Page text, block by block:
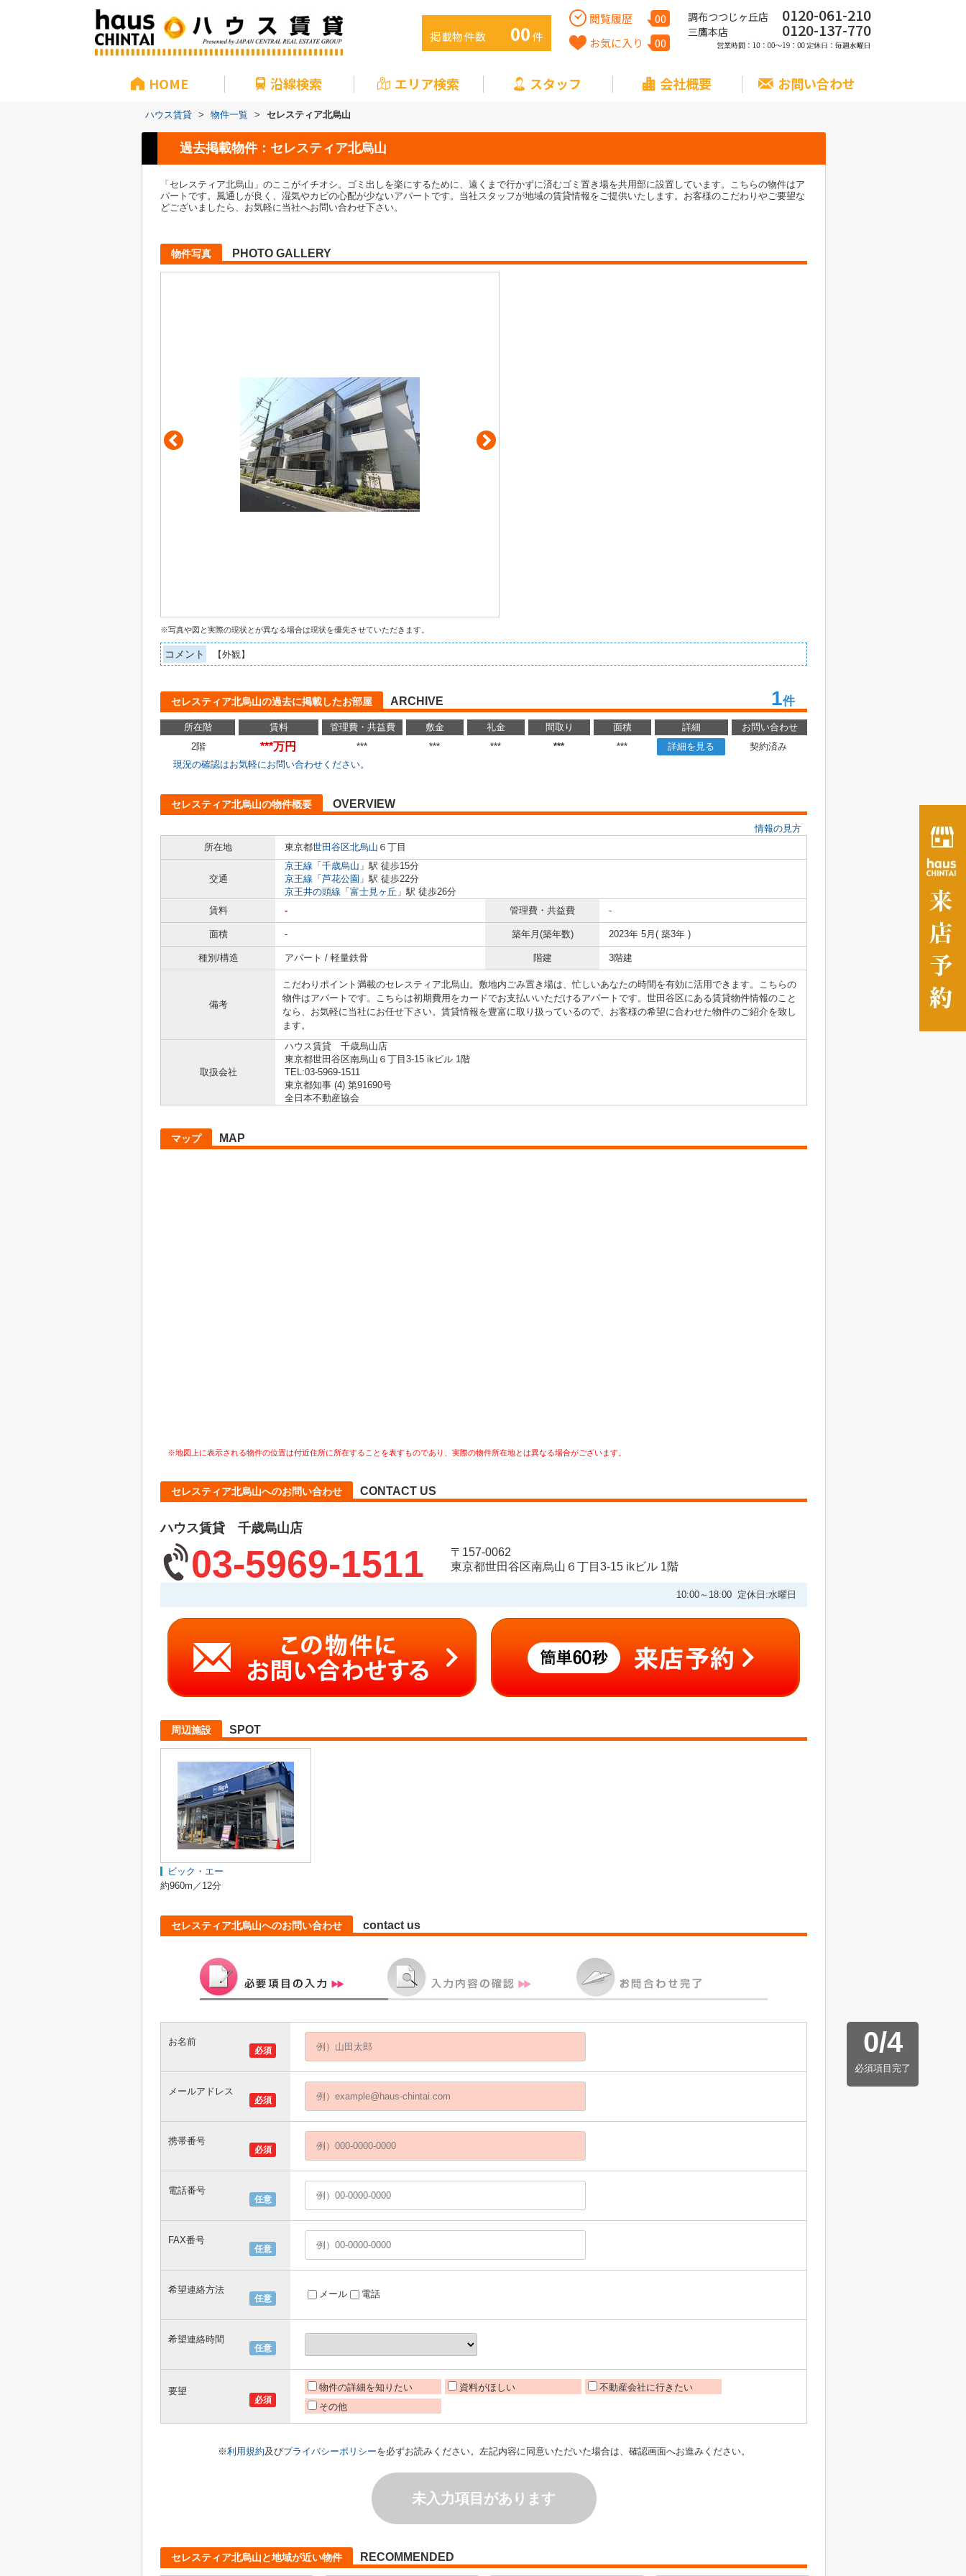
掲載物件数 00件
閲覧履歴
00
お気に入り
00
調布つつじヶ丘店 0120-061-210
三鷹本店 0120-137-770
HOME 沿線検索 エリア検索 スタッフ 会社概要 お問い合わせ
ハウス賃貸 > 物件一覧 > セレスティア北烏山
過去掲載物件：セレスティア北烏山
「セレスティア北烏山」のここがイチオシ。ゴミ出しを楽にするために、遠くまで行かずに済むゴミ置き場を共用部に設置しています。こちらの物件はア
パートです。風通しが良く、湿気やカビの心配が少ないアパートです。当社スタッフが地域の賃貸情報をご提供いたします。お客様のこだわりやご要望な
どございましたら、お気軽に当社へお問い合わせ下さい。
物件写真 PHOTO GALLERY
※写真や図と実際の現状とが異なる場合は現状を優先させていただきます。
コメント 【外観】
セレスティア北烏山の過去に掲載したお部屋 ARCHIVE 1件
所在階 賃料 管理費・共益費 敷金 礼金 間取り 面積 詳細
お問い合わせ
2階
***万円 *** *** *** *** *** 詳細を見る
契約済み
現況の確認はお気軽にお問い合わせください。
セレスティア北烏山の物件概要 OVERVIEW
情報の見方
所在地
東京都世田谷区北烏山 ６丁目
交通
京王線 「 千歳烏山 」駅 徒歩15分
京王線 「 芦花公園 」駅 徒歩22分
京王井の頭線 「 富士見ヶ丘 」駅 徒歩26分
賃料
- 管理費・共益費 -
面積 - 築年月(築年数) 2023年 5月( 築3年 )
種別/構造 アパート / 軽量鉄骨 階建 3階建
備考
こだわりポイント満載のセレスティア北烏山。敷地内ごみ置き場は、忙しいあなたの時間を有効に活用できます。こちらの
物件はアパートです。こちらは初期費用をカードでお支払いいただけるアパートです。世田谷区にある賃貸物件情報のこと
なら、お気軽に当社にお任せ下さい。賃貸情報を豊富に取り扱っているので、お客様の希望に合わせた物件のご紹介を致し
ます。
取扱会社
ハウス賃貸 千歳烏山店
東京都世田谷区南烏山６丁目3-15 ikビル 1階
TEL:03-5969-1511
東京都知事 (4) 第91690号
全日本不動産協会
マップ MAP
※地図上に表示される物件の位置は付近住所に所在することを表すものであり、実際の物件所在地とは異なる場合がございます。
セレスティア北烏山へのお問い合わせ CONTACT US
ハウス賃貸 千歳烏山店
03-5969-1511
〒157-0062
東京都世田谷区南烏山６丁目3-15 ikビル 1階
10:00～18:00 定休日:水曜日
周辺施設 SPOT
ビック・エー
約960m／12分
セレスティア北烏山へのお問い合わせ contact us
0/4
必須項目完了
必須
お名前
必須
メールアドレス
必須
携帯番号
任意
電話番号
任意
FAX番号
任意
希望連絡方法 メール 電話
任意
希望連絡時間
必須
要望 物件の詳細を知りたい 資料がほしい
不動産会社に行きたい
その他
※利用規約及びプライバシーポリシーを必ずお読みください。左記内容に同意いただいた場合は、確認画面へお進みください。
未入力項目があります
セレスティア北烏山と地域が近い物件 RECOMMENDED